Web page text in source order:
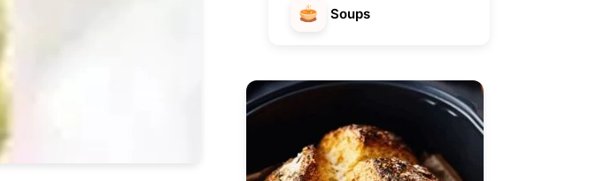
Soups